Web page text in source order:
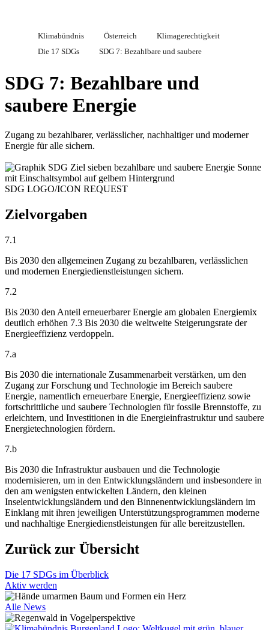
Klimabündnis Österreich
Klimagerechtigkeit
Die 17 SDGs
SDG 7: Bezahlbare und saubere
SDG 7: Bezahlbare und
saubere Energie
Zugang zu bezahlbarer, verlässlicher, nachhaltiger und moderner
Energie für alle sichern.
SDG LOGO/ICON REQUEST
Zielvorgaben
7.1
Bis 2030 den allgemeinen Zugang zu bezahlbaren, verlässlichen
und modernen Energiedienstleistungen sichern.
7.2
Bis 2030 den Anteil erneuerbarer Energie am globalen Energiemix
deutlich erhöhen 7.3 Bis 2030 die weltweite Steigerungsrate der
Energieeffizienz verdoppeln.
7.a
Bis 2030 die internationale Zusammenarbeit verstärken, um den
Zugang zur Forschung und Technologie im Bereich saubere
Energie, namentlich erneuerbare Energie, Energieeffizienz sowie
fortschrittliche und saubere Technologien für fossile Brennstoffe, zu
erleichtern, und Investitionen in die Energieinfrastruktur und saubere
Energietechnologien fördern.
7.b
Bis 2030 die Infrastruktur ausbauen und die Technologie
modernisieren, um in den Entwicklungsländern und insbesondere in
den am wenigsten entwickelten Ländern, den kleinen
Inselentwicklungsländern und den Binnenentwicklungsländern im
Einklang mit ihren jeweiligen Unterstützungsprogrammen moderne
und nachhaltige Energiedienstleistungen für alle bereitzustellen.
Zurück zur Übersicht
Die 17 SDGs im Überblick
Aktiv werden
Alle News